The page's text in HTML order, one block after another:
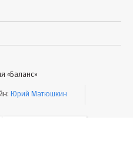
«Баланс»
Юрий Матюшкин